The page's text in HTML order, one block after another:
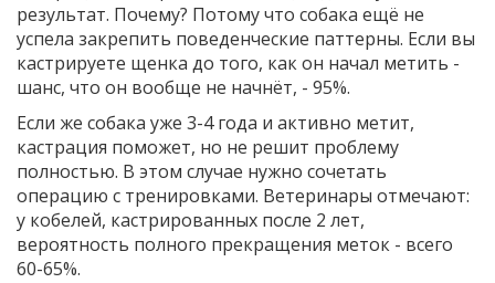
результат. Почему? Потому что собака ещё не
успела закрепить поведенческие паттерны. Если вы
кастрируете щенка до того, как он начал метить -
шанс, что он вообще не начнёт, - 95%.
Если же собака уже 3-4 года и активно метит,
кастрация поможет, но не решит проблему
полностью. В этом случае нужно сочетать
операцию с тренировками. Ветеринары отмечают:
у кобелей, кастрированных после 2 лет,
вероятность полного прекращения меток - всего
60-65%.